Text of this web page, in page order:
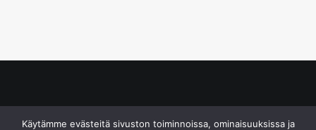
Käytämme evästeitä sivuston toiminnoissa, ominaisuuksissa ja